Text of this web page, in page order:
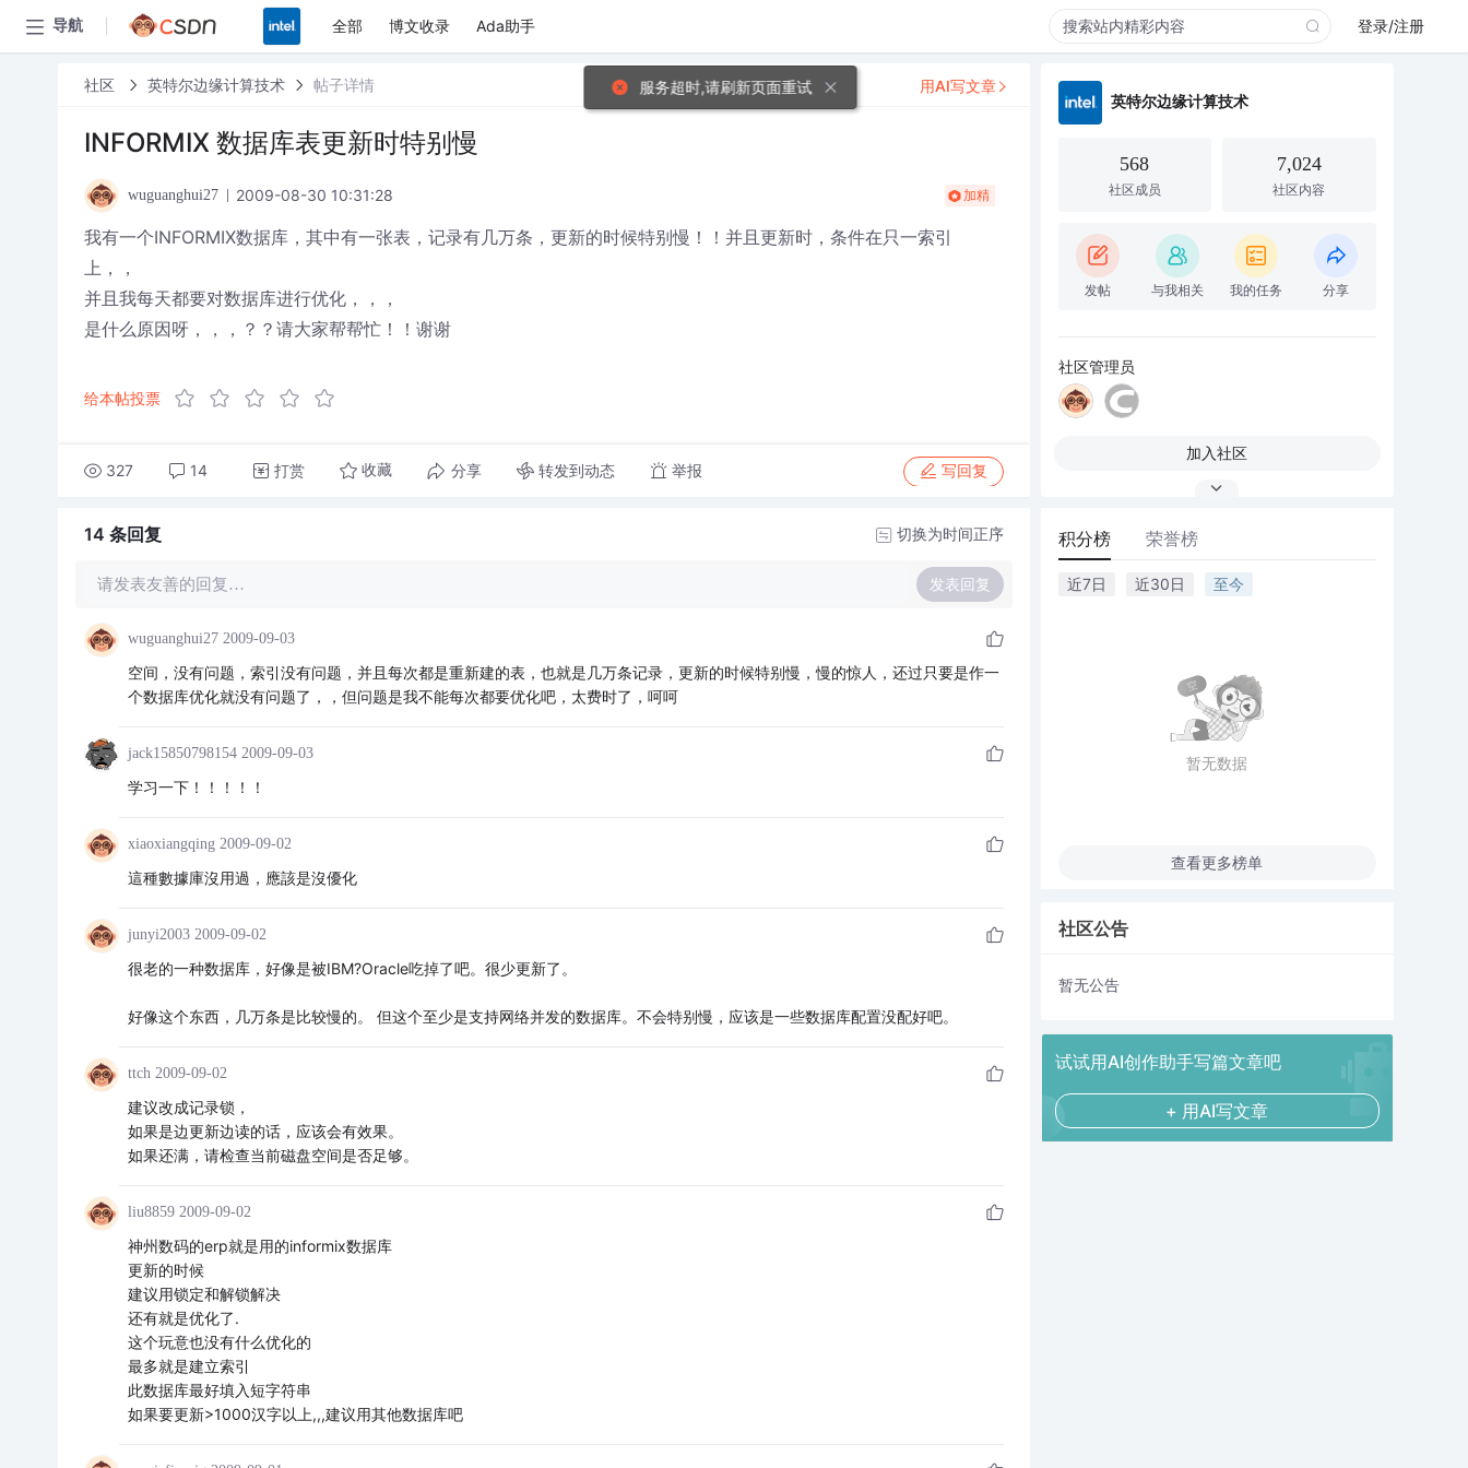
导航 全部 博文收录 Ada助手 登录/注册
社区 英特尔边缘计算技术 帖子详情
INFORMIX 数据库表更新时特别慢
wuguanghui27 2009-08-30 10:31:28 加精
我有一个INFORMIX数据库，其中有一张表，记录有几万条，更新的时候特别慢！！并且更新时，条件在只一索引
上，，
并且我每天都要对数据库进行优化，，，
是什么原因呀，，，？？请大家帮帮忙！！谢谢
给本帖投票
327 14 打赏 收藏 分享 转发到动态 举报 写回复
用AI写文章
14 条回复 切换为时间正序
请发表友善的回复… 发表回复
wuguanghui27 2009-09-03
空间，没有问题，索引没有问题，并且每次都是重新建的表，也就是几万条记录，更新的时候特别慢，慢的惊人，还过只要是作一
个数据库优化就没有问题了，，但问题是我不能每次都要优化吧，太费时了，呵呵
jack15850798154 2009-09-03
学习一下！！！！！
xiaoxiangqing 2009-09-02
這種數據庫沒用過，應該是沒優化
junyi2003 2009-09-02
很老的一种数据库，好像是被IBM?Oracle吃掉了吧。很少更新了。
好像这个东西，几万条是比较慢的。 但这个至少是支持网络并发的数据库。不会特别慢，应该是一些数据库配置没配好吧。
ttch 2009-09-02
建议改成记录锁，
如果是边更新边读的话，应该会有效果。
如果还满，请检查当前磁盘空间是否足够。
liu8859 2009-09-02
神州数码的erp就是用的informix数据库
更新的时候
建议用锁定和解锁解决
还有就是优化了.
这个玩意也没有什么优化的
最多就是建立索引
此数据库最好填入短字符串
如果要更新>1000汉字以上,,,建议用其他数据库吧
英特尔边缘计算技术
568
社区成员
7,024
社区内容
发帖 与我相关 我的任务 分享
社区管理员
加入社区
积分榜 荣誉榜
近7日 近30日 至今
暂无数据
查看更多榜单
社区公告
暂无公告
试试用AI创作助手写篇文章吧
+ 用AI写文章